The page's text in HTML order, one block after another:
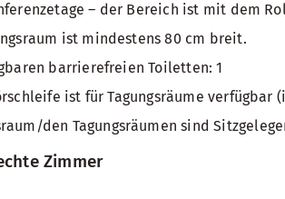
– der Bereich ist mit dem
ist mindestens 80 cm breit.
barrierefreien Toiletten: 1
ist für Tagungsräume verfügbar
den Tagungsräumen sind
Zimmer